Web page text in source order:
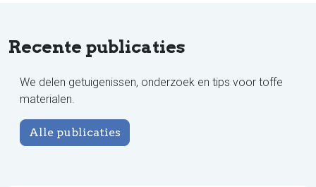
Recente publicaties
We delen getuigenissen, onderzoek en tips voor toffe
materialen.
Alle publicaties